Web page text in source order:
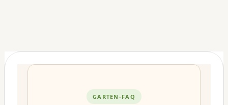
GARTEN-FAQ